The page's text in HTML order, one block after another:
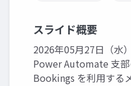
スライド概要
2026年05月27日（水
Power Automate 支部
Bookings を利用する